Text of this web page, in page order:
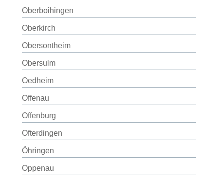
Oberboihingen
Oberkirch
Obersontheim
Obersulm
Oedheim
Offenau
Offenburg
Ofterdingen
Öhringen
Oppenau